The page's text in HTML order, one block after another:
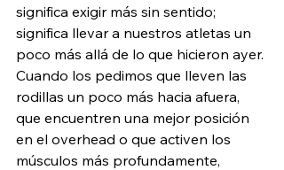
significa exigir más sin sentido;
significa llevar a nuestros atletas un
poco más allá de lo que hicieron ayer.
Cuando los pedimos que lleven las
rodillas un poco más hacia afuera,
que encuentren una mejor posición
en el overhead o que activen los
músculos más profundamente,